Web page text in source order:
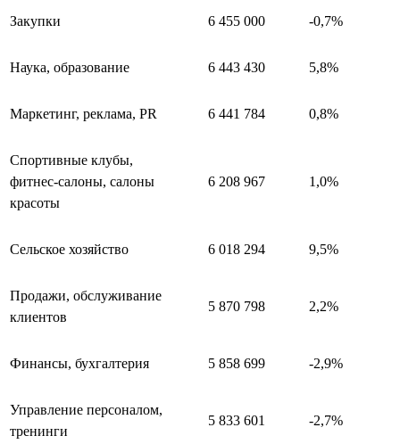
Закупки 6 455 000 -0,7%
Наука, образование 6 443 430 5,8%
Маркетинг, реклама, PR 6 441 784 0,8%
Спортивные клубы,
фитнес-салоны, салоны
красоты
6 208 967 1,0%
Сельское хозяйство 6 018 294 9,5%
Продажи, обслуживание
клиентов
5 870 798 2,2%
Финансы, бухгалтерия 5 858 699 -2,9%
Управление персоналом,
тренинги
5 833 601 -2,7%